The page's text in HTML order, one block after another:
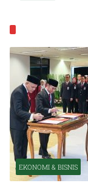
EKONOMI & BISNIS